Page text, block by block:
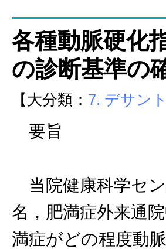
各種動脈硬化
の診断基準の
【大分類： 7. デサン
要旨
当院健康科学セ
名，肥満症外来通
満症がどの程度動